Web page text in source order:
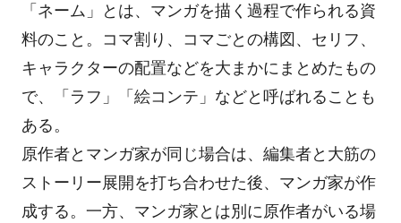
「ネーム」とは、マンガを描く過程で作られる資
料のこと。コマ割り、コマごとの構図、セリフ、
キャラクターの配置などを大まかにまとめたもの
で、「ラフ」「絵コンテ」などと呼ばれることも
ある。
原作者とマンガ家が同じ場合は、編集者と大筋の
ストーリー展開を打ち合わせた後、マンガ家が作
成する。一方、マンガ家とは別に原作者がいる場